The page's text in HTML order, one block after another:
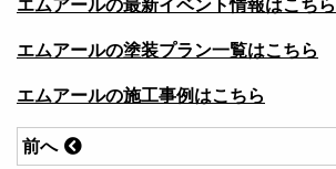
エムアールの最新イベント情報はこちら
エムアールの塗装プラン一覧はこちら
エムアールの施工事例はこちら
前へ